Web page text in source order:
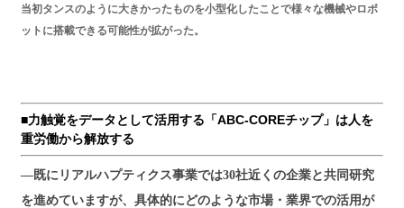
当初タンスのように大きかったものを小型化したことで様々な機械やロボ
ットに搭載できる可能性が拡がった。
■力触覚をデータとして活用する「ABC-COREチップ」は人を
重労働から解放する
―既にリアルハプティクス事業では30社近くの企業と共同研究
を進めていますが、具体的にどのような市場・業界での活用が